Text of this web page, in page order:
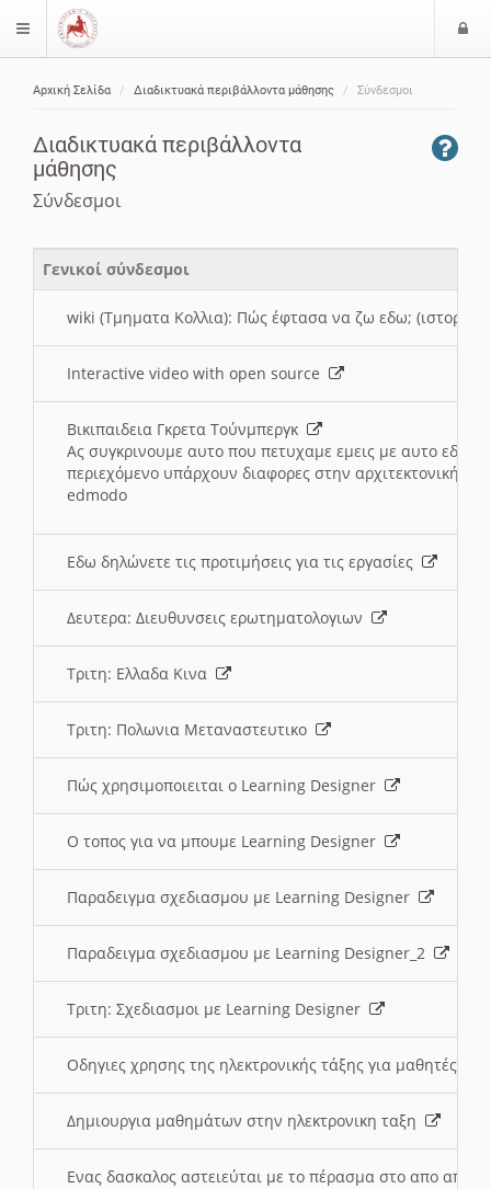
$langMenu
Αρχική Σελίδα Διαδικτυακά περιβάλλοντα μάθησης Σύνδεσμοι
Διαδικτυακά περιβάλλοντα
μάθησης
Σύνδεσμοι
Γενικοί σύνδεσμοι
wiki (Τμηματα Κολλια): Πώς έφτασα να ζω εδω; (ιστορια)
Interactive video with open source
Βικιπαιδεια Γκρετα Τούνμπεργκ
Ας συγκρινουμε αυτο που πετυχαμε εμεις με αυτο εδω
περιεχόμενο υπάρχουν διαφορες στην αρχιτεκτονική
edmodo
Εδω δηλώνετε τις προτιμήσεις για τις εργασίες
Δευτερα: Διευθυνσεις ερωτηματολογιων
Τριτη: Ελλαδα Κινα
Τριτη: Πολωνια Μεταναστευτικο
Πώς χρησιμοποιειται ο Learning Designer
O τοπος για να μπουμε Learning Designer
Παραδειγμα σχεδιασμου με Learning Designer
Παραδειγμα σχεδιασμου με Learning Designer_2
Τριτη: Σχεδιασμοι με Learning Designer
Οδηγιες χρησης της ηλεκτρονικής τάξης για μαθητές
Δημιουργια μαθημάτων στην ηλεκτρονικη ταξη
Ενας δασκαλος αστειεύται με το πέρασμα στο απο